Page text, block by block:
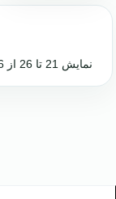
نمایش 21 تا 26 از 26 (3 صفحه)